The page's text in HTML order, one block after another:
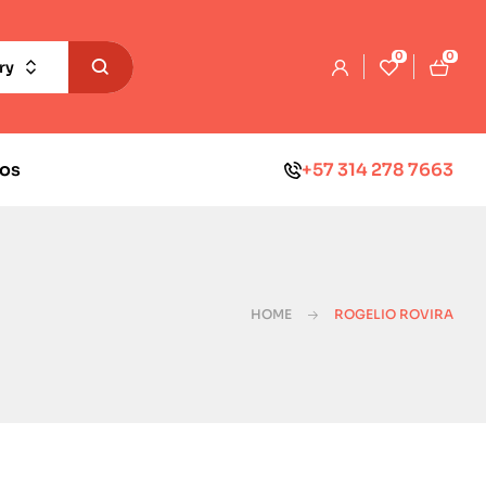
0 0
+57 314 278 7663
HOME ROGELIO ROVIRA